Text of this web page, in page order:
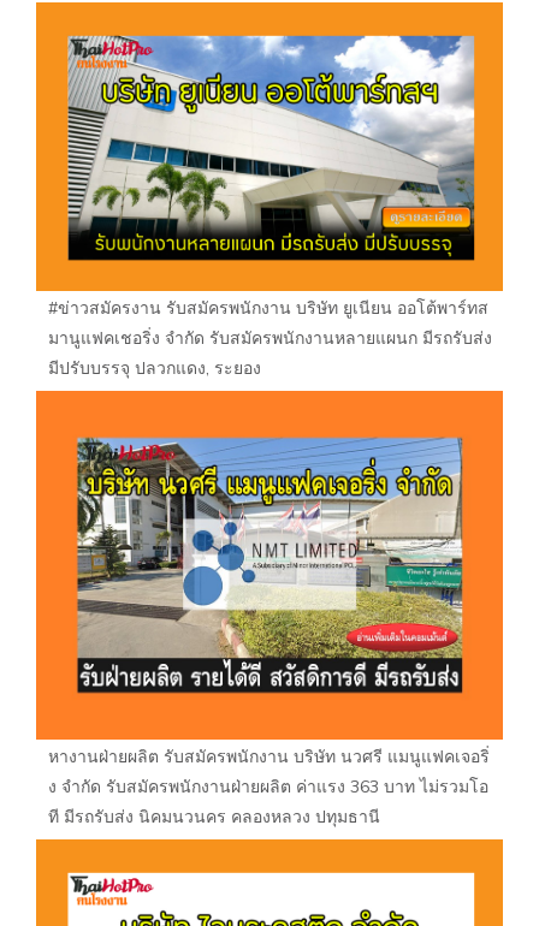
#ข่าวสมัครงาน รับสมัครพนักงาน บริษัท ยูเนียน ออโต้พาร์ทส
มานูแฟคเชอริ่ง จำกัด รับสมัครพนักงานหลายแผนก มีรถรับส่ง
มีปรับบรรจุ ปลวกแดง, ระยอง
หางานฝ่ายผลิต รับสมัครพนักงาน บริษัท นวศรี แมนูแฟคเจอริ่
ง จำกัด รับสมัครพนักงานฝ่ายผลิต ค่าแรง 363 บาท ไม่รวมโอ
ที มีรถรับส่ง นิคมนวนคร คลองหลวง ปทุมธานี